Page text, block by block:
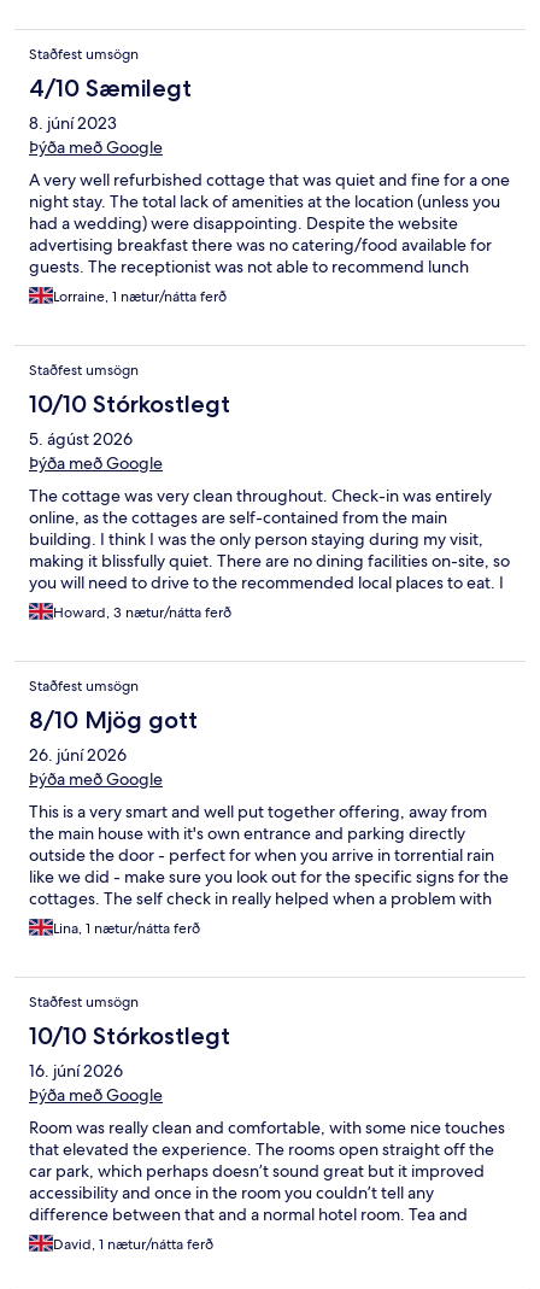
Staðfest umsögn
4/10 Sæmilegt
8. júní 2023
Þýða með Google
A very well refurbished cottage that was quiet and fine for a one
night stay. The total lack of amenities at the location (unless you
had a wedding) were disappointing. Despite the website
advertising breakfast there was no catering/food available for
guests. The receptionist was not able to recommend lunch
options/restaurants. The customer service was very poor - polite
but handed us a key and that was it on arrival. The lock was
departure the Manor was locked and there was no key drop box
- we managed to find a Gardner to hand the key to. Very
impersonal overall. The cottage is very small.
Lorraine, 1 nætur/nátta ferð
Staðfest umsögn
10/10 Stórkostlegt
5. ágúst 2026
Þýða með Google
The cottage was very clean throughout. Check-in was entirely
online, as the cottages are self-contained from the main
building. I think I was the only person staying during my visit,
making it blissfully quiet. There are no dining facilities on-site, so
you will need to drive to the recommended local places to eat. I
didn't actually try any of them, as I was using the cottage as a
base to visit family. I will definitely look to book here again next
Howard, 3 nætur/nátta ferð
Staðfest umsögn
8/10 Mjög gott
26. júní 2026
Þýða með Google
This is a very smart and well put together offering, away from
the main house with it's own entrance and parking directly
outside the door - perfect for when you arrive in torrential rain
like we did - make sure you look out for the specific signs for the
cottages. The self check in really helped when a problem with
our car meant we were unlikely to arrive late into the evening,
and the staff were very quick to respond when I messaged
would love to give it 5* based on all of this, but the reality is I had
the worse night's sleep I have had in a long time! The pillows are
very deep and very firm, my husband sleeps with a firm pillow
and even he thought they were too much and we had to get rid
altogether. Then there is a bright green light directly above the
door which spreads quite wide, and they also have a decorative
bring an eye mask if you've already booked! Lots of tea bags but
only standard black tea which I haven't seen for a long time, so I
didn't have any as I only drink herbal or green. All in all this is a
lovely place on the surface but in reality it didn't result in a good
night's sleep before a long working day so we won't be
returning.
Lina, 1 nætur/nátta ferð
Staðfest umsögn
10/10 Stórkostlegt
16. júní 2026
Þýða með Google
Room was really clean and comfortable, with some nice touches
that elevated the experience. The rooms open straight off the
car park, which perhaps doesn’t sound great but it improved
accessibility and once in the room you couldn’t tell any
difference between that and a normal hotel room. Tea and
coffee facilities were supplied, but that was it in terms of
catering facilities. This is stated on the listing and was no
David, 1 nætur/nátta ferð